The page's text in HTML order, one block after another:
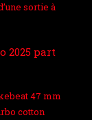
sortie à
2025 part
47 mm
cotton